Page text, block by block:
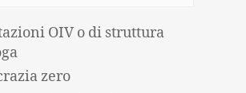
OIV o di struttura
zero